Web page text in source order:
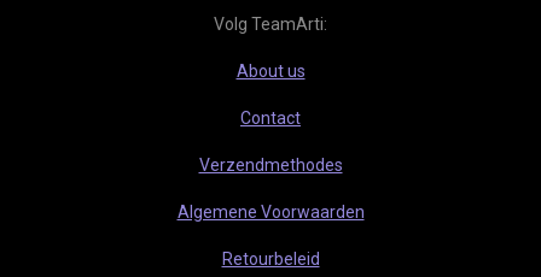
s
k
o
k
a
Volg TeamArti:
About us
Contact
Verzendmethodes
Algemene Voorwaarden
Retourbeleid